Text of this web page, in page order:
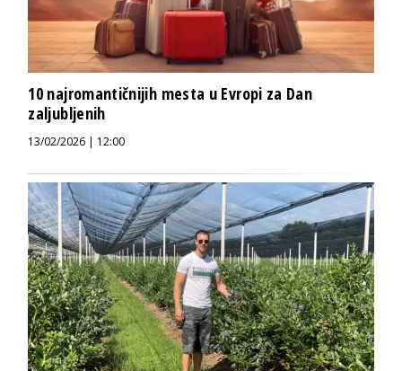
10 najromantičnijih mesta u Evropi za Dan
zaljubljenih
13/02/2026 | 12:00